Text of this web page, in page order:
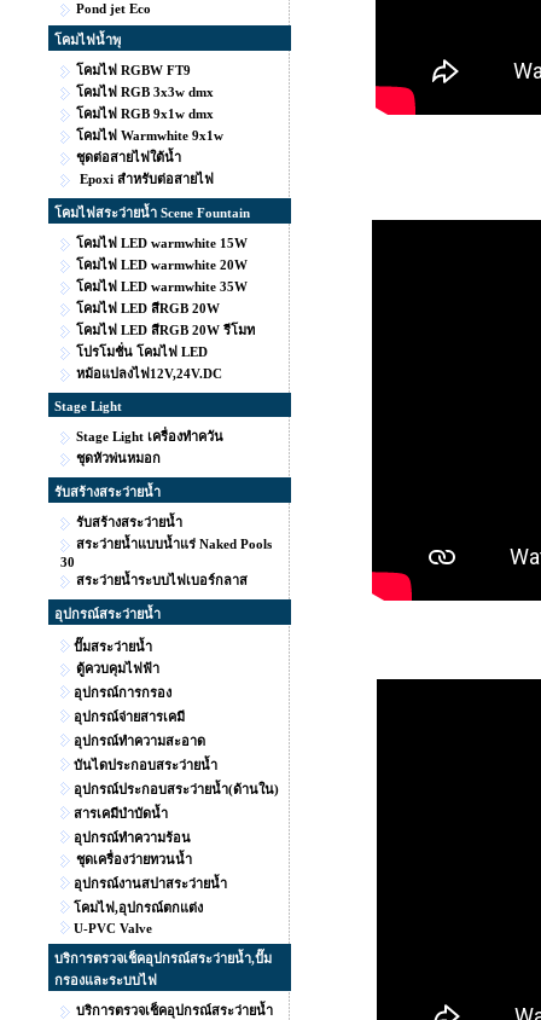
Pond jet Eco
โคมไฟน้ำพุ
โคมไฟ RGBW FT9
โคมไฟ RGB 3x3w dmx
โคมไฟ RGB 9x1w dmx
โคมไฟ Warmwhite 9x1w
ชุดต่อสายไฟใต้น้ำ
Epoxi สำหรับต่อสายไฟ
โคมไฟสระว่ายน้ำ Scene Fountain
โคมไฟ LED warmwhite 15W
โคมไฟ LED warmwhite 20W
โคมไฟ LED warmwhite 35W
โคมไฟ LED สีRGB 20W
โคมไฟ LED สีRGB 20W รีโมท
โปรโมชั่น โคมไฟ LED
หม้อแปลงไฟ12V,24V.DC
Stage Light
Stage Light เครื่องทำควัน
ชุดหัวพ่นหมอก
รับสร้างสระว่ายน้ำ
รับสร้างสระว่ายน้ำ
สระว่ายน้ำแบบน้ำแร่ Naked Pools
30
สระว่ายน้ำระบบไฟเบอร์กลาส
อุปกรณ์สระว่ายน้ำ
ปั๊มสระว่ายน้ำ
ตู้ควบคุมไฟฟ้า
อุปกรณ์การกรอง
อุปกรณ์จ่ายสารเคมี
อุปกรณ์ทำความสะอาด
บันไดประกอบสระว่ายน้ำ
อุปกรณ์ประกอบสระว่ายน้ำ(ด้านใน)
สารเคมีบำบัดน้ำ
อุปกรณ์ทำความร้อน
ชุดเครื่องว่ายทวนน้ำ
อุปกรณ์งานสปาสระว่ายน้ำ
โคมไฟ,อุปกรณ์ตกแต่ง
U-PVC Valve
บริการตรวจเช็คอุปกรณ์สระว่ายน้ำ,ปั๊ม
กรองและระบบไฟ
บริการตรวจเช็คอุปกรณ์สระว่ายน้ำ